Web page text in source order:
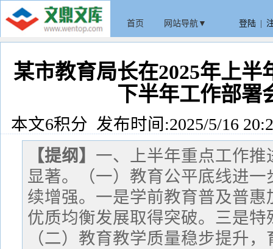
首页 网站导航▼ 登陆
某市教育局长在2025年上
下半年工作部署
本文6积分 发布时间:2025/5/16
【提纲】 一、上半年重点工作
显著。（一）教育公平底线进
续增强。一是学前教育普及普
优质均衡发展取得突破。三是特
（二）教育教学质量稳步提升